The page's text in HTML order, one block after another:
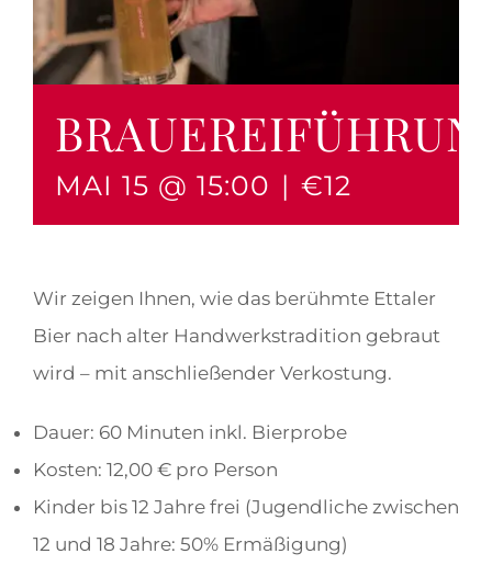
MAI 15 @ 15:00 | €12
Wir zeigen Ihnen, wie das berühmte Ettaler
Bier nach alter Handwerkstradition gebraut
wird – mit anschließender Verkostung.
Dauer: 60 Minuten inkl. Bierprobe
Kosten: 12,00 € pro Person
Kinder bis 12 Jahre frei (Jugendliche zwischen
12 und 18 Jahre: 50% Ermäßigung)